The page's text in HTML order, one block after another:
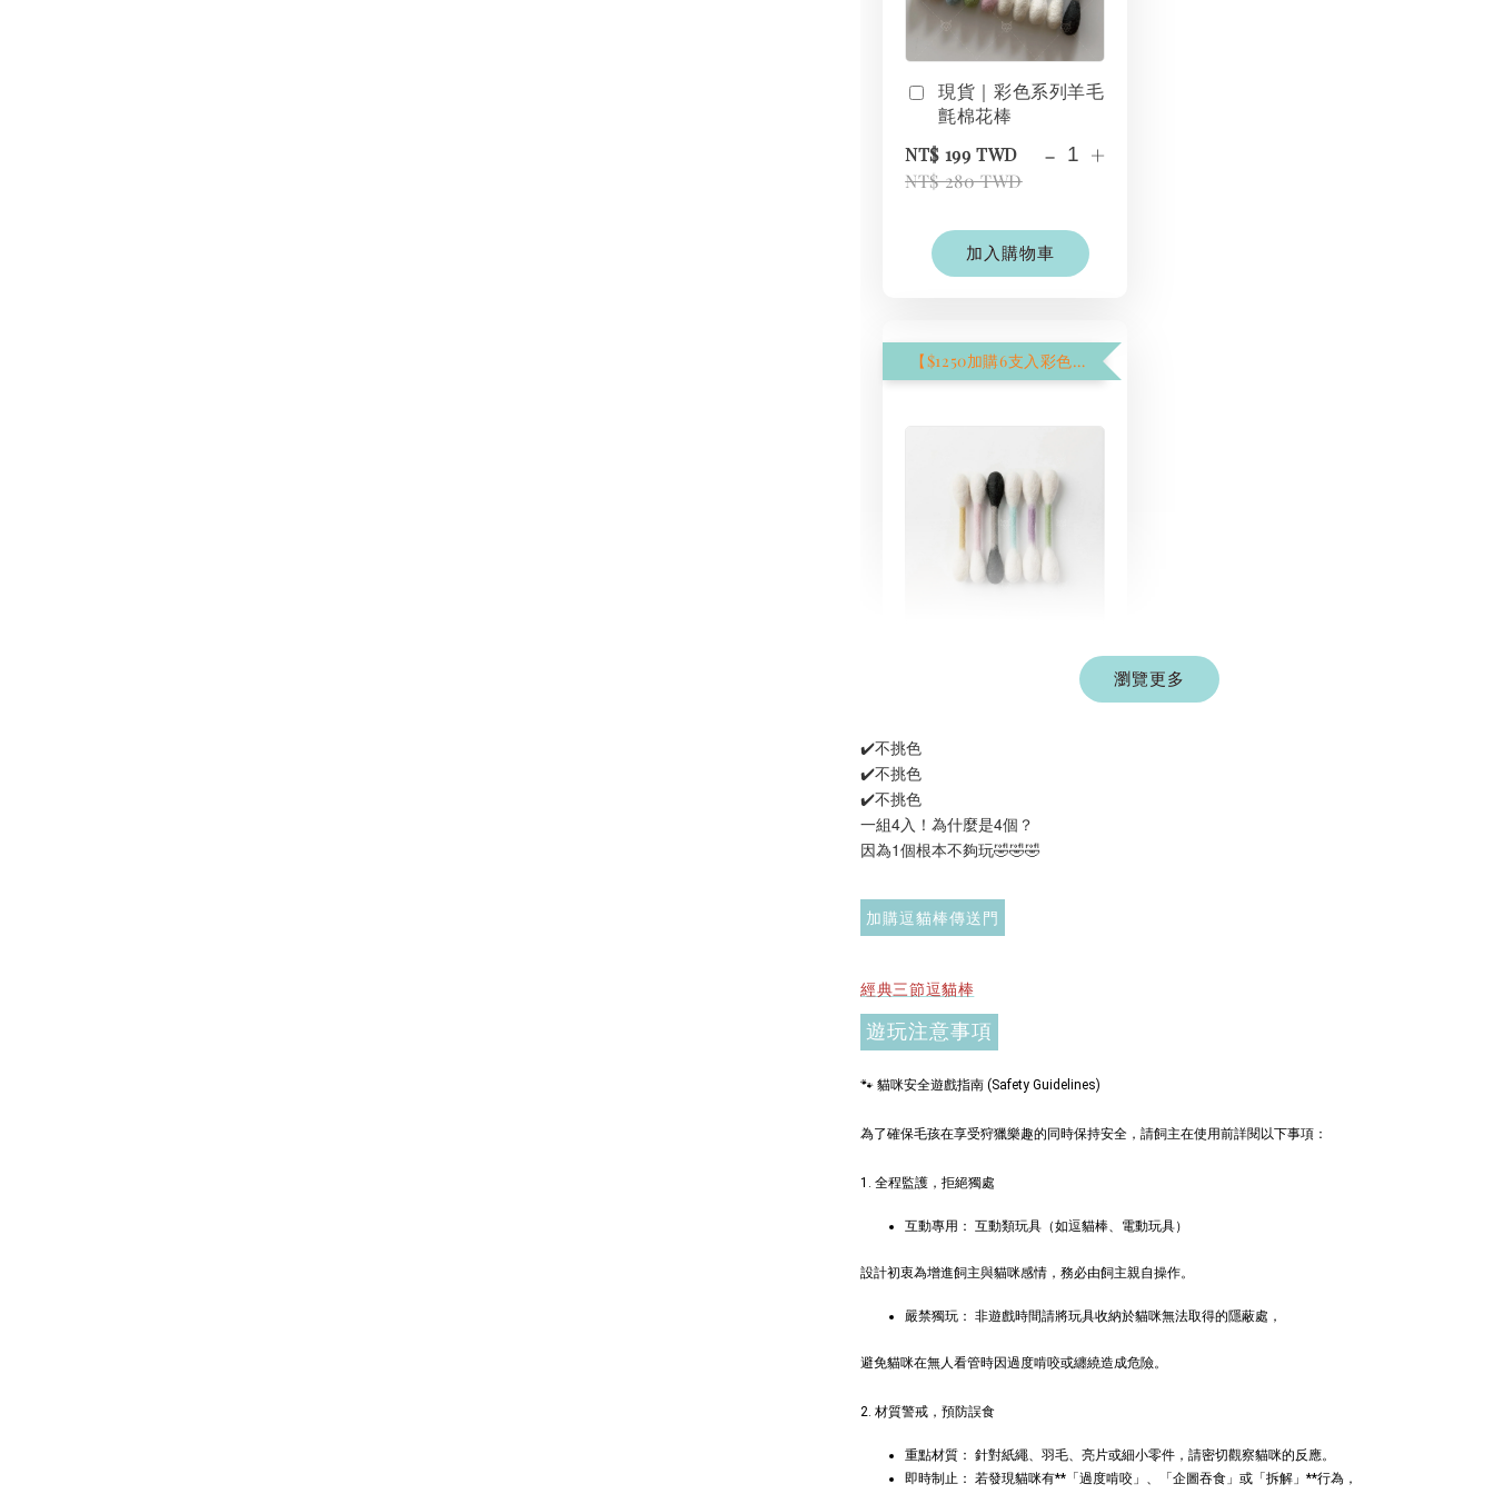
現貨｜彩色系列羊毛
氈棉花棒
NT$ 199 TWD
NT$ 280 TWD
- +
加入購物車
【$1250加購6支入彩色棉花棒】
現貨｜彩色系列羊毛
NT$ 1,500 TWD
加入購物車
$289加購奧咪樂 紓壓玩具
現貨｜德國
貓草纈草根玩具｜毛
NT$ 289 TWD
NT$ 300 TWD
- +
德國 Aumüller 奧咪
荷+木天蓼+纈草根
NT$ 289 TWD
NT$ 300 TWD
-
瀏覽更多
✔️不挑色
✔️不挑色
✔️不挑色
一組4入！為什麼是4個？
因為1個根本不夠玩🤣🤣🤣
加購逗貓棒傳送門
經典三節逗貓棒
遊玩注意事項
🐾 貓咪安全遊戲指南 (Safety Guidelines)
為了確保毛孩在享受狩獵樂趣的同時保持安全，請飼主在使用前詳閱以下事項：
1. 全程監護，拒絕獨處
互動專用： 互動類玩具（如逗貓棒、電動玩具）
設計初衷為增進飼主與貓咪感情，務必由飼主親自操作。
嚴禁獨玩： 非遊戲時間請將玩具收納於貓咪無法取得的隱蔽處，
避免貓咪在無人看管時因過度啃咬或纏繞造成危險。
2. 材質警戒，預防誤食
重點材質： 針對紙繩、羽毛、亮片或細小零件，請密切觀察貓咪的反應。
即時制止： 若發現貓咪有**「過度啃咬」、「企圖吞食」或「拆解」**行為，